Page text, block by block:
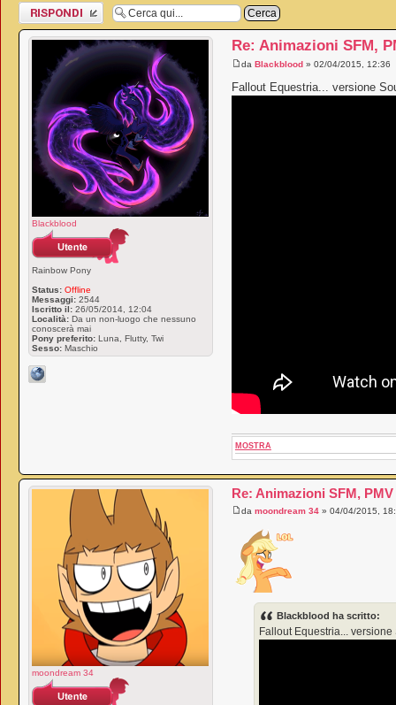
Rispondi al
messaggio
Re: Animazioni SFM,
da Blackblood» 02/04/2015, 12:36
Fallout Equestria... versione
MOSTRA
Blackblood
Rainbow Pony
Status: Offline
Messaggi: 2544
Iscritto il: 26/05/2014, 12:04
Località: Da un non-luogo che nessuno
conoscerà mai
Pony preferito: Luna, Flutty, Twi
Sesso: Maschio
Re: Animazioni SFM,
da moondream 34» 04/04/2015,
Blackblood ha scritto:
Fallout Equestria... versione
moondream 34